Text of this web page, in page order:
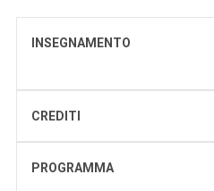
INSEGNAMENTO
CREDITI
PROGRAMMA